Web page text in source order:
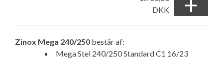
DKK
Zinox Mega 240/250 består af:
Mega Stel 240/250 Standard C1 16/23